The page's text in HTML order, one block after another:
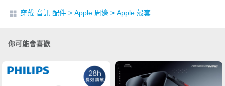
穿戴 音訊 配件 > Apple 周邊 > Apple 殼套
你可能會喜歡